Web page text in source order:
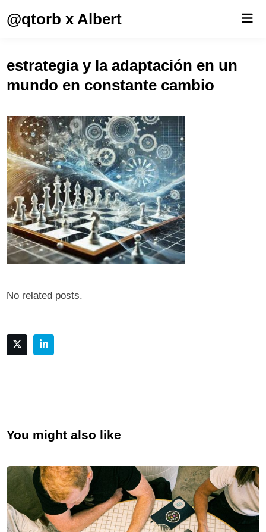
@qtorb x Albert
estrategia y la adaptación en un
mundo en constante cambio
No related posts.
You might also like